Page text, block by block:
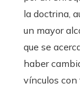
la doctrina,
un mayor
que se
haber
vínculos con